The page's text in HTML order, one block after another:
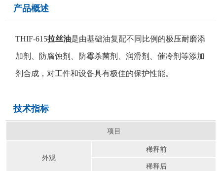
产品概述
THIF-615拉丝油是由基础油复配不同比例的极压耐磨添
加剂、防腐蚀剂、防霉杀菌剂、润滑剂、催冷剂等添加
剂合成，对工件和设备具有极佳的保护性能。
技术指标
项目
外观
稀释前
稀释后